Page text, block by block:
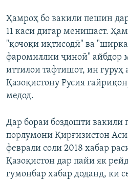
Ҳамроҳ бо вакили пешин
11 каси дигар менишаст.
"қочоқи иқтисодӣ" ва
фаромиллии ҷиноӣ" айбдор
иттилои тафтишот, ин гуруҳ
Қазоқистону Русия
медод.
Дар бораи боздошти
порлумони Қирғизистон
феврали соли 2018 хабар
Қазоқистон дар пайи як
гумонбар хабар доданд, ки